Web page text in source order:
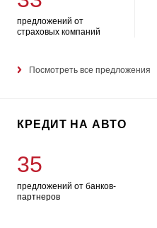
предложений от
страховых компаний
Посмотреть все предложения
КРЕДИТ НА АВТО
35
предложений от банков-
партнеров